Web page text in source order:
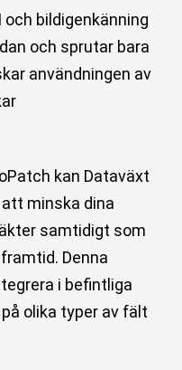
och bildigenkänning
och sprutar bara
användningen av
kan Dataväxt
minska dina
samtidigt som
Denna
i befintliga
olika typer av fält